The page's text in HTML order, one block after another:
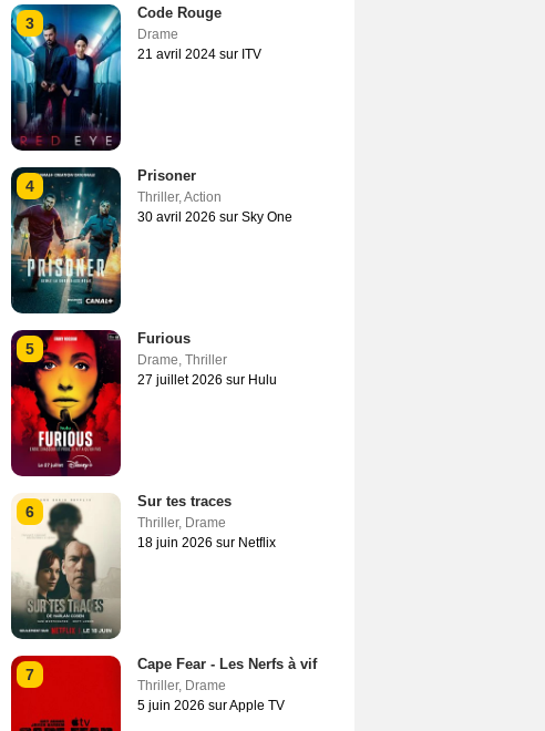
3
Code Rouge
Drame
21 avril 2024 sur ITV
4
Prisoner
Thriller,Action
30 avril 2026 sur Sky One
5
Furious
Drame, Thriller
27 juillet 2026 sur Hulu
6
Sur tes traces
Thriller, Drame
18 juin 2026 sur Netflix
7
Cape Fear - Les Nerfs à vif
Thriller, Drame
5 juin 2026 sur Apple TV